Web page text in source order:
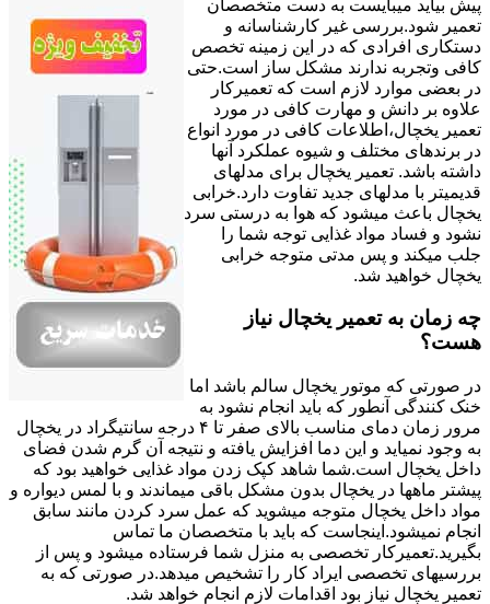
پیش بیاید میبایست به دست متخصصان
تعمیر شود.بررسی غیر کارشناسانه و
دستکاری افرادی که در این زمینه تخصص
کافی وتجربه ندارند مشکل ساز است.حتی
در بعضی موارد لازم است که تعمیرکار
علاوه بر دانش و مهارت کافی در مورد
تعمیر یخچال،اطلاعات کافی در مورد انواع
در برندهای مختلف و شیوه عملکرد آنها
داشته باشد. تعمیر یخچال برای مدلهای
قدیمیتر با مدل‍های جدید تفاوت دارد.خرابی
یخچال باعث میشود که هوا به درستی سرد
نشود و فساد مواد غذایی توجه شما را
جلب میکند و پس مدتی متوجه خرابی
یخچال خواهید شد.
چه زمان به تعمیر یخچال نیاز
هست؟
در صورتی که موتور یخچال سالم باشد اما
خنک کنندگی آنطور که باید انجام نشود به
مرور زمان دمای مناسب بالای صفر تا ۴ درجه سانتیگراد در یخچال
به وجود نمیاید و این دما افزایش یافته و نتیجه آن گرم شدن فضای
داخل یخچال است.شما شاهد کپک زدن مواد غذایی خواهید بود که
پیشتر ماهها در یخچال بدون مشکل باقی میماندند و با لمس دیواره و
مواد داخل یخچال متوجه میشوید که عمل سرد کردن مانند سابق
انجام نمیشود.اینجاست که باید با متخصصان ما تماس
بگیرید.تعمیرکار تخصصی به منزل شما فرستاده میشود و پس از
بررسیهای تخصصی ایراد کار را تشخیص میدهد.در صورتی که به
تعمیر یخچال نیاز بود اقدامات لازم انجام خواهد شد.